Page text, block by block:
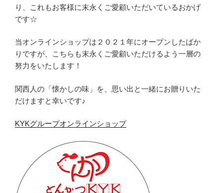
り、これもお客様に末永くご愛顧いただいているおかげ
です☆
当オンラインショップは２０２１年にオープンしたばか
りですが、こちらも末永くご愛顧いただけるよう一層の
努力をいたします！
関西人の「懐かしの味」を、思い出と一緒にお贈りいた
だけますと幸いです♪
KYKグループオンラインショップ